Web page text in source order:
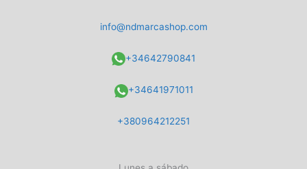
info@ndmarcashop.com
+34642790841
+34641971011
+380964212251